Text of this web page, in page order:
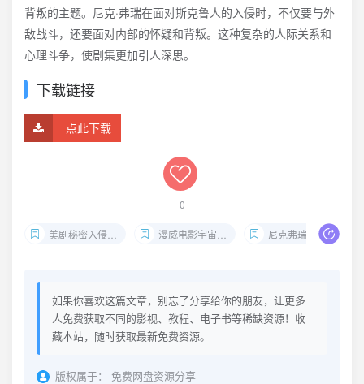
背叛的主题。尼克·弗瑞在面对斯克鲁人的入侵时，不仅要与外
敌战斗，还要面对内部的怀疑和背叛。这种复杂的人际关系和
心理斗争，使剧集更加引人深思。
下载链接
点此下载
0
美剧秘密入侵全6集中英特效字幕 漫威电影宇宙最新剧集 尼克弗瑞重返地球阻止斯克鲁人入侵
如果你喜欢这篇文章，别忘了分享给你的朋友，让更多
人免费获取不同的影视、教程、电子书等稀缺资源！收
藏本站，随时获取最新免费资源。
版权属于：
免费网盘资源分享